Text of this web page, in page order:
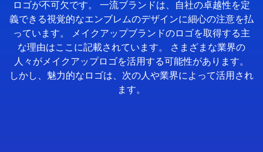
ロゴが不可欠です。 一流ブランドは、自社の卓越性を定
義できる視覚的なエンブレムのデザインに細心の注意を払
っています。 メイクアップブランドのロゴを取得する主
な理由はここに記載されています。 さまざまな業界の
人々がメイクアップロゴを活用する可能性があります。
しかし、魅力的なロゴは、次の人や業界によって活用され
ます。